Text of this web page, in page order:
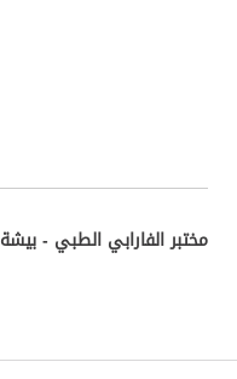
مختبر الفارابي الطبي - بيشة